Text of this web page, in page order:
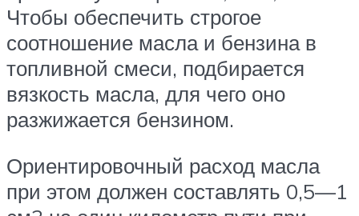
Чтобы обеспечить строгое
соотношение масла и бензина в
топливной смеси, подбирается
вязкость масла, для чего оно
разжижается бензином.
Ориентировочный расход масла
при этом должен составлять 0,5—1